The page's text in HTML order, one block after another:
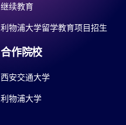
继续教育
利物浦大学留学教育项目招生
合作院校
西安交通大学
利物浦大学